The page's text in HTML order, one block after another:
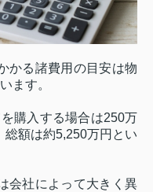
かる諸費用の目安は物
ます。
購入する場合は250万
総額は約5,250万円とい
会社によって大きく異